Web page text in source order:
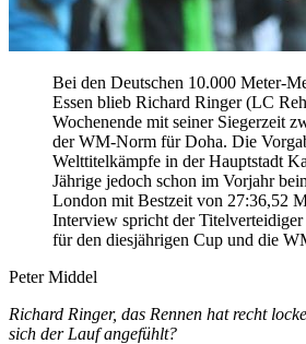
Bei den Deutschen 10.000 Meter-
Essen blieb Richard Ringer (LC
Wochenende mit seiner Siegerzeit
der WM-Norm für Doha. Die
Welttitelkämpfe in der Hauptstadt
Jährige jedoch schon im Vorjahr
London mit Bestzeit von 27:36,52
Interview spricht der Titelverteidiger
für den diesjährigen Cup und die
Peter Middel
Richard Ringer, das Rennen hat recht
sich der Lauf angefühlt?